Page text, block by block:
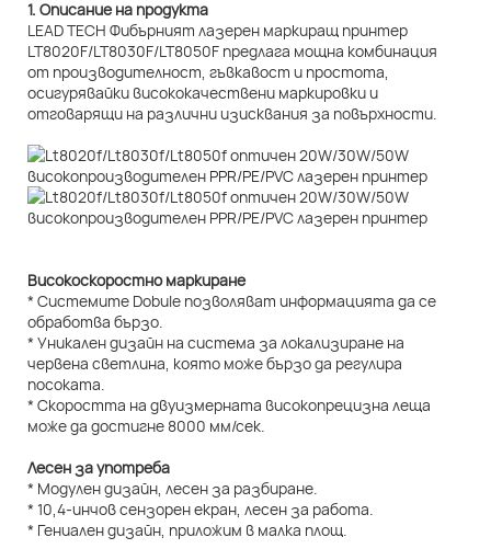
1. Описание на продукта
LEAD TECH Фибърният лазерен маркиращ принтер
LT8020F/LT8030F/LT8050F предлага мощна комбинация
от производителност, гъвкавост и простота,
осигурявайки висококачествени маркировки и
отговарящи на различни изисквания за повърхности.
Високоскоростно маркиране
* Системите Dobule позволяват информацията да се
обработва бързо.
* Уникален дизайн на система за локализиране на
червена светлина, която може бързо да регулира
посоката.
* Скоростта на двуизмерната високопрецизна леща
може да достигне 8000 мм/сек.
Лесен за употреба
* Модулен дизайн, лесен за разбиране.
* 10,4-инчов сензорен екран, лесен за работа.
* Гениален дизайн, приложим в малка площ.